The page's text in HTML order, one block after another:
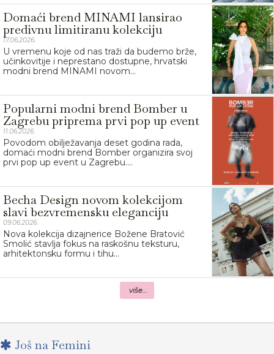
Domaći brend MINAMI lansirao
predivnu limitiranu kolekciju
17.06.2026.
U vremenu koje od nas traži da budemo brže,
učinkovitije i neprestano dostupne, hrvatski
modni brend MINAMI novom...
Popularni modni brend Bomber u
Zagrebu priprema prvi pop up event
11.06.2026.
Povodom obilježavanja deset godina rada,
domaći modni brend Bomber organizira svoj
prvi pop up event u Zagrebu....
Becha Design novom kolekcijom
slavi bezvremensku eleganciju
09.06.2026.
Nova kolekcija dizajnerice Božene Bratović
Smolić stavlja fokus na raskošnu teksturu,
arhitektonsku formu i tihu...
više...
Još na Femini